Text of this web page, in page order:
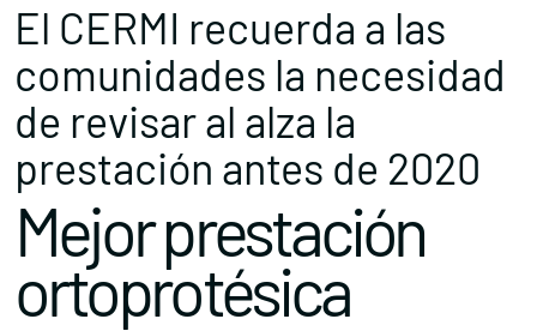
El CERMI recuerda a las
comunidades la necesidad
de revisar al alza la
prestación antes de 2020
Mejor prestación
ortoprotésica